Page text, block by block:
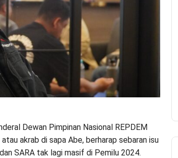
Dewan Pimpinan Nasional REPDEM
akrab di sapa Abe, berharap sebaran isu
SARA tak lagi masif di Pemilu 2024.